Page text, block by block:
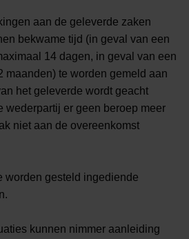
aan de geleverde zaken
bekwame tijd (in geval van een
14 dagen, in geval van een
maanden) te worden gemeld aan
het geleverde wordt geacht
wederpartij er geen beroep meer
niet aan de overeenkomst
worden gesteld ingediende
kunnen nimmer aanleiding